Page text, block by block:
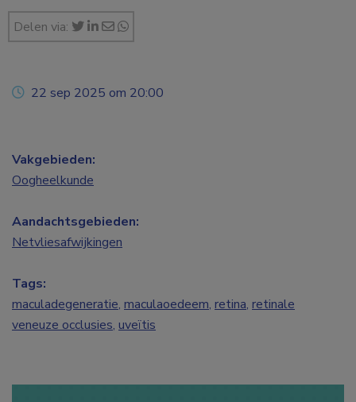
Delen via:
22 sep 2025 om 20:00
Vakgebieden:
Oogheelkunde
Aandachtsgebieden:
Netvliesafwijkingen
Tags:
maculadegeneratie, maculaoedeem, retina, retinale
veneuze occlusies, uveïtis